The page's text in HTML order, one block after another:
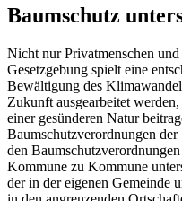
Baumschutz
Nicht nur Privatmenschen
Gesetzgebung spielt eine
Bewältigung des
Zukunft ausgearbeitet
einer gesünderen Natur
Baumschutzverordnungen der
den
Kommune zu Kommune
der in der eigenen Gemeinde